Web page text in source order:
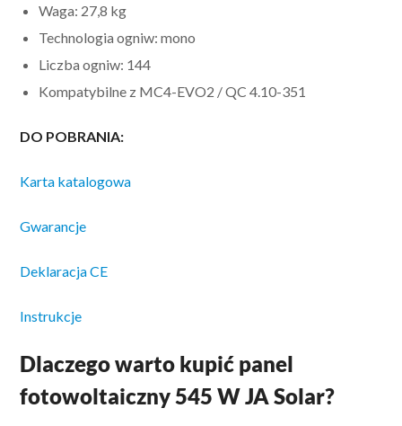
Waga: 27,8 kg
Technologia ogniw: mono
Liczba ogniw: 144
Kompatybilne z MC4-EVO2 / QC 4.10-351
DO POBRANIA:
Karta katalogowa
Gwarancje
Deklaracja CE
Instrukcje
Dlaczego warto kupić panel
fotowoltaiczny 545 W JA Solar?